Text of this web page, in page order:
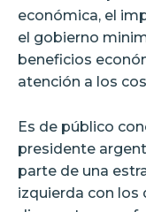
económica, el
el gobierno
beneficios
atención a los
Es de público
presidente
parte de una
izquierda con